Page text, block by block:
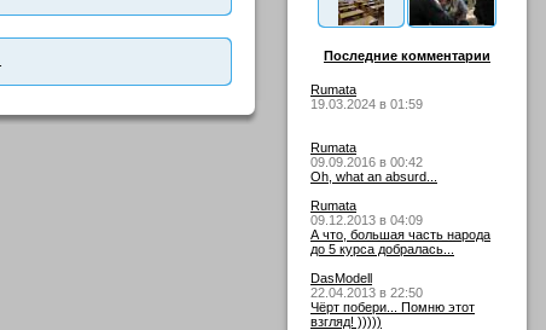
Последние комментарии
Rumata
19.03.2024 в 01:59
Rumata
09.09.2016 в 00:42
Oh, what an absurd...
Rumata
09.12.2013 в 04:09
А что, большая часть народа
до 5 курса добралась...
DasModell
22.04.2013 в 22:50
Чёрт побери... Помню этот
взгляд! )))))